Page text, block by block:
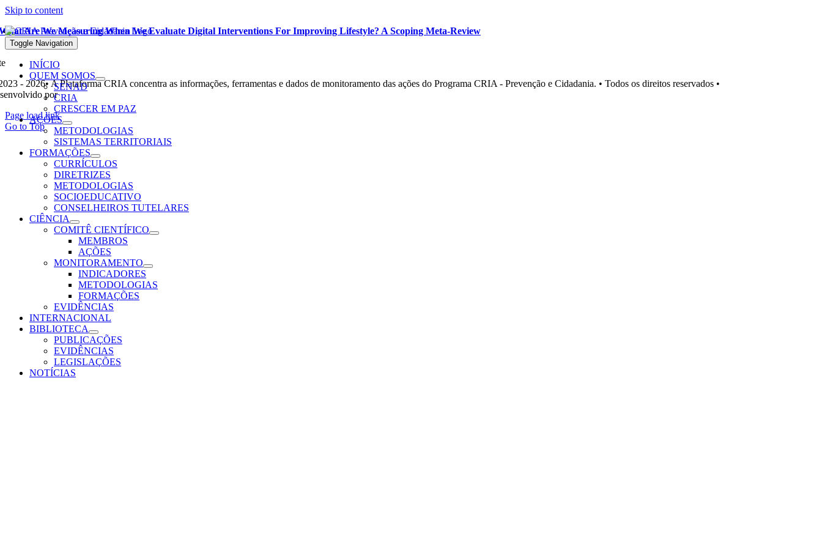
Skip to content
Toggle Navigation
INÍCIO
QUEM SOMOS
SENAD
CRIA
CRESCER EM PAZ
AÇÕES
METODOLOGIAS
SISTEMAS TERRITORIAIS
FORMAÇÕES
CURRÍCULOS
DIRETRIZES
METODOLOGIAS
SOCIOEDUCATIVO
CONSELHEIROS TUTELARES
CIÊNCIA
COMITÊ CIENTÍFICO
MEMBROS
AÇÕES
MONITORAMENTO
INDICADORES
METODOLOGIAS
FORMAÇÕES
EVIDÊNCIAS
INTERNACIONAL
BIBLIOTECA
PUBLICAÇÕES
EVIDÊNCIAS
LEGISLAÇÕES
NOTÍCIAS
Are We Measuring When We Evaluate Digital Interventions For Improving Lifestyle? A Scoping Meta-Review
Leia mais
- 2026• A Plataforma CRIA concentra as informações, ferramentas e dados de monitoramento das ações do Programa CRIA - Prevenção e Cidadania. • Todos os direitos reservados •
porOhpá! Design e Comunicação
Page load link
Go to Top